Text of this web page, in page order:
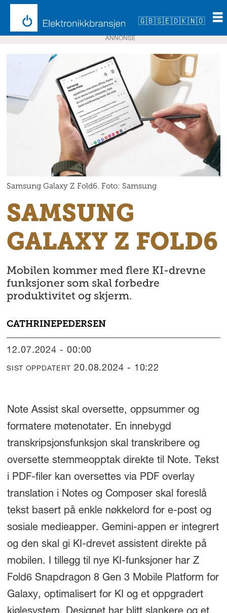
🇬🇧🇸🇪🇩🇰🇳🇴
ANNONSE
Samsung Galaxy Z Fold6. Foto: Samsung
SAMSUNG
GALAXY Z FOLD6
Mobilen kommer med flere KI-drevne
funksjoner som skal forbedre
produktivitet og skjerm.
CATHRINEPEDERSEN
12.07.2024 - 00:00
SIST OPPDATERT 20.08.2024 - 10:22
Note Assist skal oversette, oppsummer og
formatere møtenotater. En innebygd
transkripsjonsfunksjon skal transkribere og
oversette stemmeopptak direkte til Note. Tekst
i PDF-filer kan oversettes via PDF overlay
translation i Notes og Composer skal foreslå
tekst basert på enkle nøkkelord for e-post og
sosiale medieapper. Gemini-appen er integrert
og den skal gi KI-drevet assistent direkte på
mobilen. I tillegg til nye KI-funksjoner har Z
Fold6 Snapdragon 8 Gen 3 Mobile Platform for
Galaxy, optimalisert for KI og et oppgradert